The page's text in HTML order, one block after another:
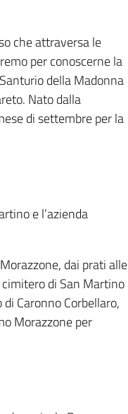
che attraversa le
per conoscerne la
della Madonna
Nato dalla
di settembre per la
e l’azienda
dai prati alle
di San Martino
Caronno Corbellaro,
Morazzone per